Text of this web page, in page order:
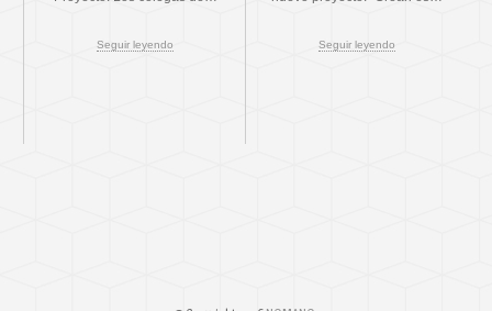
Seguir leyendo Seguir leyendo